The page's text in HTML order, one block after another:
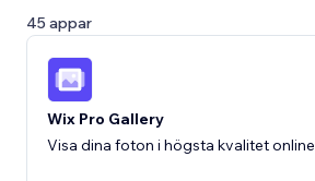
45 appar
Wix Pro Gallery
Visa dina foton i högsta kvalitet online